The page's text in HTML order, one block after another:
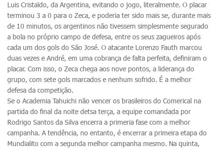
Luis Cristaldo, da Argentina, evitando o jogo, literalmente. O placar
terminou 3 a 0 para o Zeca, e poderia ter sido mais se, durante mais
de 10 minutos, os argentinos não tivessem simplesmente segurado
a bola no próprio campo de defesa, entre os seus zagueiros após
cada um dos gols do São José. O atacante Lorenzo Fauth marcou
duas vezes e André, em uma cobrança de falta perfeita, definiram o
placar. Com isso, o Zeca chega aos nove pontos, a liderança do
grupo, com sete gols marcados e nenhum sofrido. É a melhor
defesa da competição.
Se o Academia Tahuichi não vencer os brasileiros do Comerical na
partida do final da noite detsa terça, a equipe comandada por
Rodrigo Santos da Silva encerra a primeria fase com a melhor
campanha. A tendência, no entanto, é encerrar a primeira etapa do
Mundialito com a segunda melhor campanha mesmo. Na quinta,